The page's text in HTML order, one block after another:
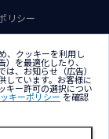
リシー
、クッキーを利用し
を最適化したり、
、お知らせ（広告）
しています。お客様に
キー許可の選択につい
キーポリシー を確認